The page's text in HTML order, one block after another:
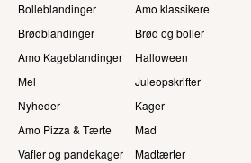
Bolleblandinger
Brødblandinger
Amo Kageblandinger
Mel
Nyheder
Amo Pizza & Tærte
Vafler og pandekager
Amo klassikere
Brød og boller
Halloween
Juleopskrifter
Kager
Mad
Madtærter